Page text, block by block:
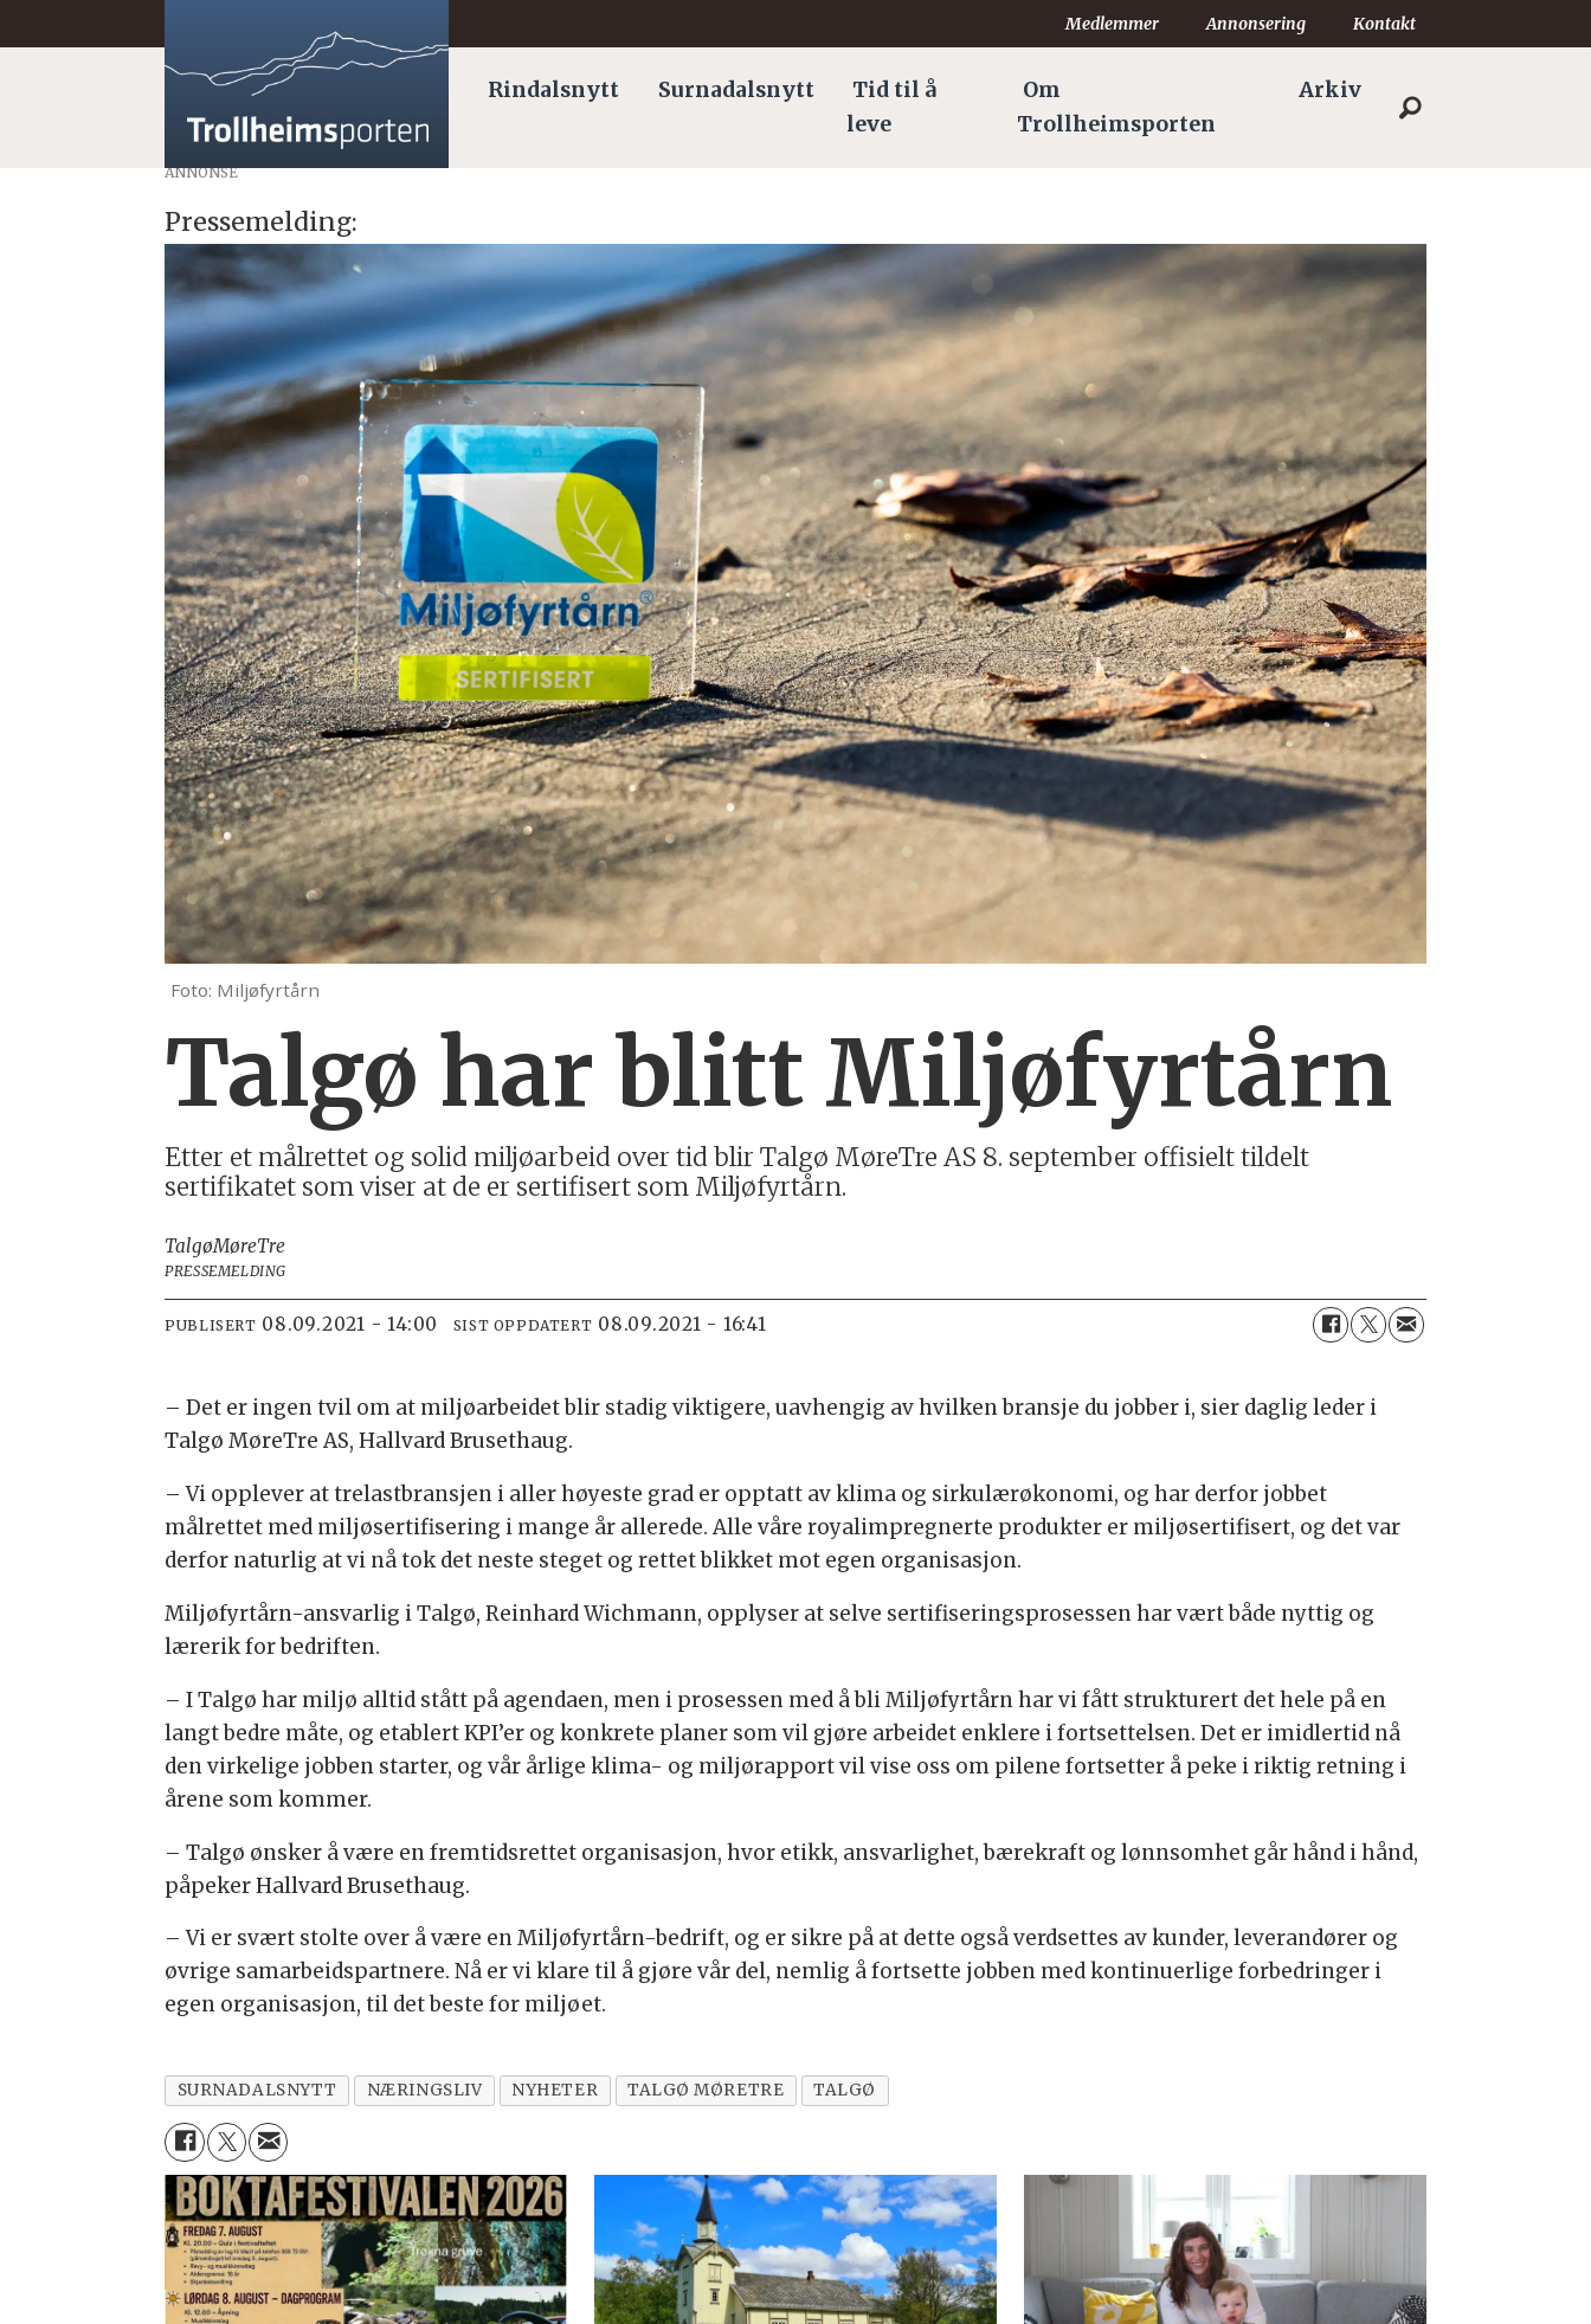
Medlemmer Annonsering Kontakt
Rindalsnytt Surnadalsnytt
Tid til å
leve
Om
Trollheimsporten
Arkiv
ANNONSE
Pressemelding:
Foto: Miljøfyrtårn
Talgø har blitt Miljøfyrtårn
Etter et målrettet og solid miljøarbeid over tid blir Talgø MøreTre AS 8. september offisielt tildelt
sertifikatet som viser at de er sertifisert som Miljøfyrtårn.
TalgøMøreTre
PRESSEMELDING
PUBLISERT 08.09.2021 - 14:00 SIST OPPDATERT 08.09.2021 - 16:41
– Det er ingen tvil om at miljøarbeidet blir stadig viktigere, uavhengig av hvilken bransje du jobber i, sier daglig leder i
Talgø MøreTre AS, Hallvard Brusethaug.
– Vi opplever at trelastbransjen i aller høyeste grad er opptatt av klima og sirkulærøkonomi, og har derfor jobbet
målrettet med miljøsertifisering i mange år allerede. Alle våre royalimpregnerte produkter er miljøsertifisert, og det var
derfor naturlig at vi nå tok det neste steget og rettet blikket mot egen organisasjon.
Miljøfyrtårn-ansvarlig i Talgø, Reinhard Wichmann, opplyser at selve sertifiseringsprosessen har vært både nyttig og
lærerik for bedriften.
– I Talgø har miljø alltid stått på agendaen, men i prosessen med å bli Miljøfyrtårn har vi fått strukturert det hele på en
langt bedre måte, og etablert KPI’er og konkrete planer som vil gjøre arbeidet enklere i fortsettelsen. Det er imidlertid nå
den virkelige jobben starter, og vår årlige klima- og miljørapport vil vise oss om pilene fortsetter å peke i riktig retning i
årene som kommer.
– Talgø ønsker å være en fremtidsrettet organisasjon, hvor etikk, ansvarlighet, bærekraft og lønnsomhet går hånd i hånd,
påpeker Hallvard Brusethaug.
– Vi er svært stolte over å være en Miljøfyrtårn-bedrift, og er sikre på at dette også verdsettes av kunder, leverandører og
øvrige samarbeidspartnere. Nå er vi klare til å gjøre vår del, nemlig å fortsette jobben med kontinuerlige forbedringer i
egen organisasjon, til det beste for miljøet.
SURNADALSNYTT NÆRINGSLIV NYHETER TALGØ MØRETRE TALGØ